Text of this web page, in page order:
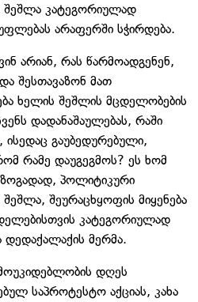
შეშლა კატეგორიულად
არაფერში სჭირდება.
არიან, რას წარმოადგენენ,
შესთავაზონ მათ
ხელის შეშლის მცდელობების
დადანაშაულებას, რაში
გაუბედურებული,
რამე დაუგეგმოს? ეს ხომ
პოლიტიკური
შეურაცხყოფის მიყენება
კატეგორიულად
დედაქალაქის მერმა.
დღეს
საპროტესტო აქციას, კახა